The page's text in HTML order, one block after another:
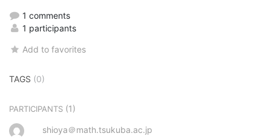
1 comments
1 participants
Add to favorites
TAGS (0)
PARTICIPANTS (1)
shioya＠math.tsukuba.ac.jp